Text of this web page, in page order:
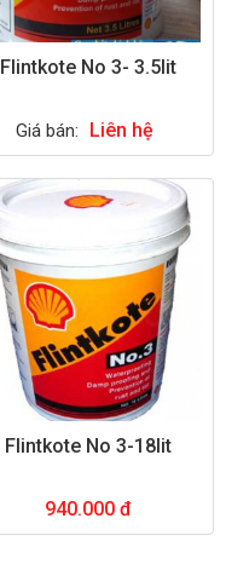
Flintkote No 3- 3.5lit
Giá bán: Liên hệ
Flintkote No 3-18lit
940.000 đ